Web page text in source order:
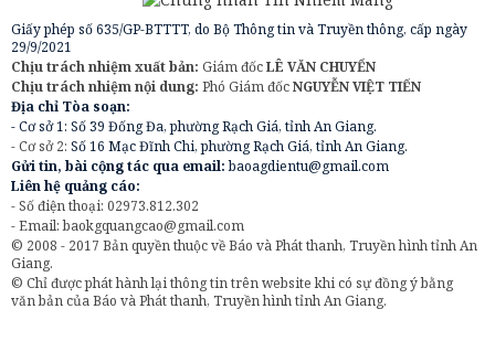
Giấy phép số 635/GP-BTTTT, do Bộ Thông tin và Truyền thông, cấp ngày
29/9/2021
Chịu trách nhiệm xuất bản: Giám đốcLÊ VĂN CHUYỂN
Chịu trách nhiệm nội dung: Phó Giám đốcNGUYỄN VIỆT TIẾN
Địa chỉ Tòa soạn:
- Cơ sở 1: Số 39 Đống Đa, phường Rạch Giá, tỉnh An Giang.
- Cơ sở 2: Số 16 Mạc Đĩnh Chi, phường Rạch Giá, tỉnh An Giang.
Gửi tin, bài cộng tác qua email:baoagdientu@gmail.com
Liên hệ quảng cáo:
- Số điện thoại: 02973.812.302
- Email:baokgquangcao@gmail.com
© 2008 - 2017 Bản quyền thuộc về Báo và Phát thanh, Truyền hình tỉnh An
Giang.
© Chỉ được phát hành lại thông tin trên website khi có sự đồng ý bằng
văn bản của Báo và Phát thanh, Truyền hình tỉnh An Giang.